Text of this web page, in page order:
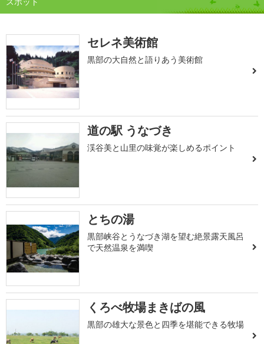
セレネ美術館
黒部の大自然と語りあう美術館
道の駅 うなづき
渓谷美と山里の味覚が楽しめるポイント
とちの湯
黒部峡谷とうなづき湖を望む絶景露天風呂
で天然温泉を満喫
くろべ牧場まきばの風
黒部の雄大な景色と四季を堪能できる牧場